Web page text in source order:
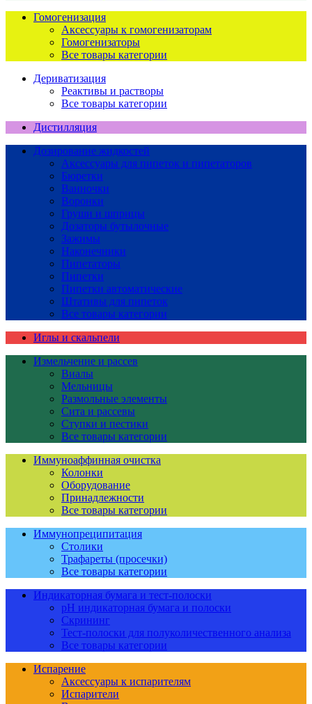
Гомогенизация
Аксессуары к гомогенизаторам
Гомогенизаторы
Все товары категории
Дериватизация
Реактивы и растворы
Все товары категории
Дистилляция
Дозирование жидкостей
Аксессуары для пипеток и пипетаторов
Бюретки
Ванночки
Воронки
Груши и шприцы
Дозаторы бутылочные
Зажимы
Наконечники
Пипетаторы
Пипетки
Пипетки автоматические
Штативы для пипеток
Все товары категории
Иглы и скальпели
Измельчение и рассев
Виалы
Мельницы
Размольные элементы
Сита и рассевы
Ступки и пестики
Все товары категории
Иммуноаффинная очистка
Колонки
Оборудование
Принадлежности
Все товары категории
Иммунопреципитация
Столики
Трафареты (просечки)
Все товары категории
Индикаторная бумага и тест-полоски
pH индикаторная бумага и полоски
Скрининг
Тест-полоски для полуколичественного анализа
Все товары категории
Испарение
Аксессуары к испарителям
Испарители